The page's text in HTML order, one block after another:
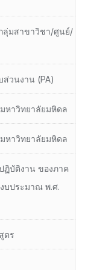
ลุ่มสาขาวิชา/ศูนย์/
วนงาน (PA)
หาวิทยาลัยมหิดล
หาวิทยาลัยมหิดล
ฏิบัติงาน ของภาค
บประมาณ พ.ศ.​
ตร